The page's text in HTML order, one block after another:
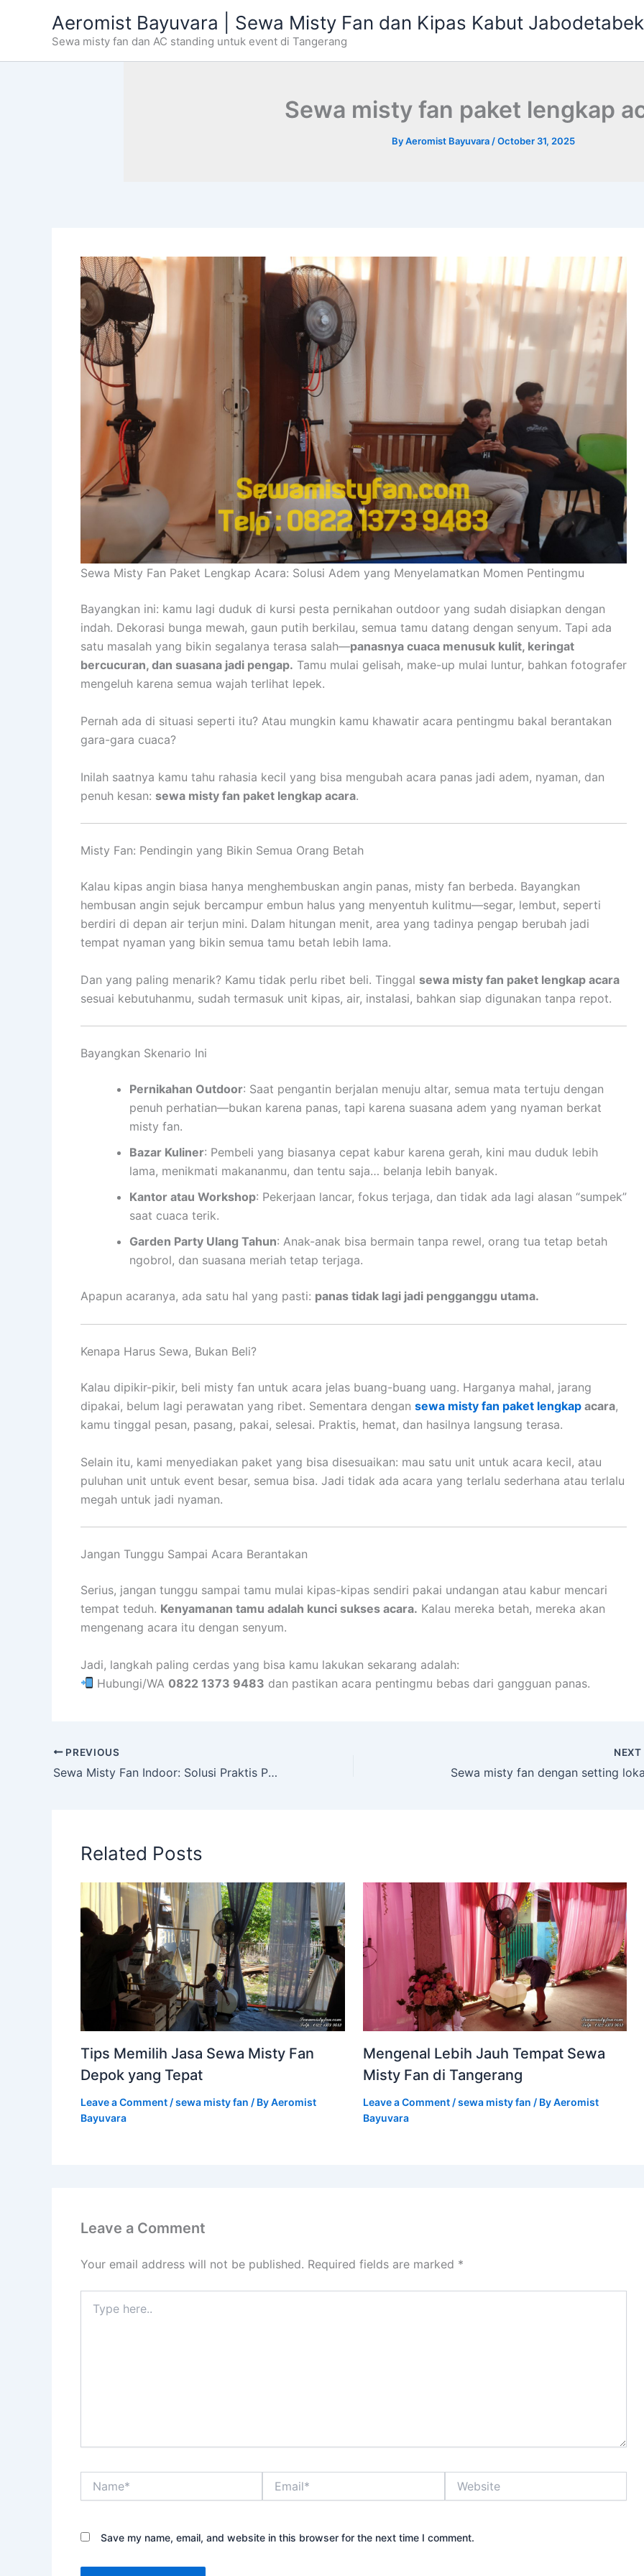
Aeromist Bayuvara | Sewa Misty Fan dan Kipas Kabut Jabodetabek
Sewa misty fan dan AC standing untuk event di Tangerang
Sewa misty fan paket lengkap
ByAeromist Bayuvara /October 31, 2025
Sewa Misty Fan Paket Lengkap Acara: Solusi Adem yang Menyelamatkan Momen Pentingmu
Bayangkan ini: kamu lagi duduk di kursi pesta pernikahan outdoor yang sudah disiapkan dengan
indah. Dekorasi bunga mewah, gaun putih berkilau, semua tamu datang dengan senyum. Tapi ada
satu masalah yang bikin segalanya terasa salah—panasnya cuaca menusuk kulit, keringat
bercucuran, dan suasana jadi pengap. Tamu mulai gelisah, make-up mulai luntur, bahkan fotografer
mengeluh karena semua wajah terlihat lepek.
Pernah ada di situasi seperti itu? Atau mungkin kamu khawatir acara pentingmu bakal berantakan
gara-gara cuaca?
Inilah saatnya kamu tahu rahasia kecil yang bisa mengubah acara panas jadi adem, nyaman, dan
penuh kesan: sewa misty fan paket lengkap acara.
Misty Fan: Pendingin yang Bikin Semua Orang Betah
Kalau kipas angin biasa hanya menghembuskan angin panas, misty fan berbeda. Bayangkan
hembusan angin sejuk bercampur embun halus yang menyentuh kulitmu—segar, lembut, seperti
berdiri di depan air terjun mini. Dalam hitungan menit, area yang tadinya pengap berubah jadi
tempat nyaman yang bikin semua tamu betah lebih lama.
Dan yang paling menarik? Kamu tidak perlu ribet beli. Tinggal sewa misty fan paket lengkap acara
sesuai kebutuhanmu, sudah termasuk unit kipas, air, instalasi, bahkan siap digunakan tanpa repot.
Bayangkan Skenario Ini
Pernikahan Outdoor: Saat pengantin berjalan menuju altar, semua mata tertuju dengan
penuh perhatian—bukan karena panas, tapi karena suasana adem yang nyaman berkat
misty fan.
Bazar Kuliner: Pembeli yang biasanya cepat kabur karena gerah, kini mau duduk lebih
lama, menikmati makananmu, dan tentu saja… belanja lebih banyak.
Kantor atau Workshop: Pekerjaan lancar, fokus terjaga, dan tidak ada lagi alasan “sumpek”
saat cuaca terik.
Garden Party Ulang Tahun: Anak-anak bisa bermain tanpa rewel, orang tua tetap betah
ngobrol, dan suasana meriah tetap terjaga.
Apapun acaranya, ada satu hal yang pasti: panas tidak lagi jadi pengganggu utama.
Kenapa Harus Sewa, Bukan Beli?
Kalau dipikir-pikir, beli misty fan untuk acara jelas buang-buang uang. Harganya mahal, jarang
dipakai, belum lagi perawatan yang ribet. Sementara dengan sewa misty fan paket lengkap acara,
kamu tinggal pesan, pasang, pakai, selesai. Praktis, hemat, dan hasilnya langsung terasa.
Selain itu, kami menyediakan paket yang bisa disesuaikan: mau satu unit untuk acara kecil, atau
puluhan unit untuk event besar, semua bisa. Jadi tidak ada acara yang terlalu sederhana atau terlalu
megah untuk jadi nyaman.
Jangan Tunggu Sampai Acara Berantakan
Serius, jangan tunggu sampai tamu mulai kipas-kipas sendiri pakai undangan atau kabur mencari
tempat teduh. Kenyamanan tamu adalah kunci sukses acara. Kalau mereka betah, mereka akan
mengenang acara itu dengan senyum.
Jadi, langkah paling cerdas yang bisa kamu lakukan sekarang adalah:
Hubungi/WA 0822 1373 9483 dan pastikan acara pentingmu bebas dari gangguan panas.
PREVIOUS
Sewa Misty Fan Indoor: Solusi Praktis Pendingin Ruangan untuk Acara Nyaman dan Elegan
NEXT
Sewa misty fan dengan setting
Related Posts
Tips Memilih Jasa Sewa Misty Fan
Depok yang Tepat
Leave a Comment /sewa misty fan / ByAeromist
Bayuvara
Mengenal Lebih Jauh Tempat Sewa
Misty Fan di Tangerang
Leave a Comment /sewa misty fan / ByAeromist
Bayuvara
Leave a Comment
Your email address will not be published. Required fields are marked *
here..
Save my name, email, and website in this browser for the next time I comment.